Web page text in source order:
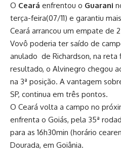
O Ceará enfrentou o Guarani
terça-feira(07/11) e garantiu
Ceará arrancou um empate de
Vovô poderia ter saído de
anulado de Richardson, na reta
resultado, o Alvinegro chegou
na 3ª posição. A vantagem
SP, continua em três pontos.
O Ceará volta a campo no
enfrenta o Goiás, pela 35ª
para as 16h30min (horário
Dourada, em Goiânia.